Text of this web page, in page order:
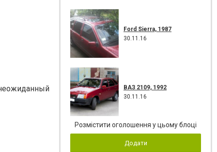
Ford Sierra, 1987
30.11.16
ВАЗ 2109, 1992
30.11.16
Розмістити оголошення у цьому блоці
Додати